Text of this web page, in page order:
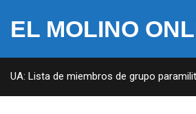
EL MOLINO
Lista de miembros de grupo